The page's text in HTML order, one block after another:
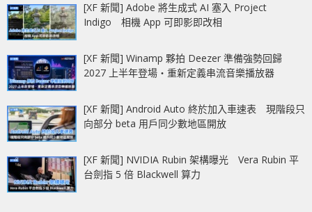
[XF 新聞] Adobe 將生成式 AI 塞入 Project
Indigo 相機 App 可即影即改相
[XF 新聞] Winamp 夥拍 Deezer 準備強勢回歸
2027 上半年登場‧重新定義串流音樂播放器
[XF 新聞] Android Auto 終於加入車速表 現階段只
向部分 beta 用戶同少數地區開放
[XF 新聞] NVIDIA Rubin 架構曝光 Vera Rubin 平
台劍指 5 倍 Blackwell 算力